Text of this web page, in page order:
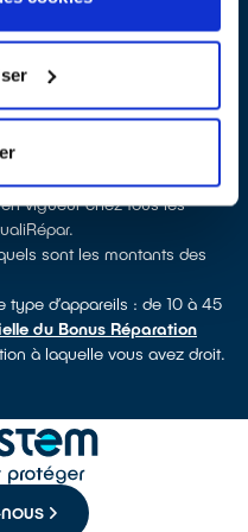
du réparateur, vous
professionnel a obtenu le
à chaque famille
et labellisé QualiRépar.
à Laventie ?
visible de la facture de
vigueur chez tous les
sont les montants des
d’appareils : de 10 à 45
du Bonus Réparation
à laquelle vous avez droit.